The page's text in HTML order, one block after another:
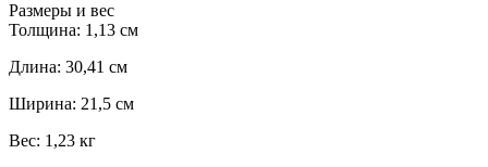
Размеры и вес
Толщина: 1,13 см
Длина: 30,41 см
Ширина: 21,5 см
Вес: 1,23 кг